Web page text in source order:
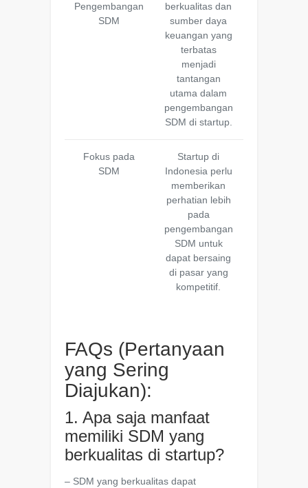
Pengembangan
SDM
berkualitas dan
sumber daya
keuangan yang
terbatas
menjadi
tantangan
utama dalam
pengembangan
SDM di startup.
Fokus pada
SDM
Startup di
Indonesia perlu
memberikan
perhatian lebih
pada
pengembangan
SDM untuk
dapat bersaing
di pasar yang
kompetitif.
FAQs (Pertanyaan
yang Sering
Diajukan):
1. Apa saja manfaat
memiliki SDM yang
berkualitas di startup?
– SDM yang berkualitas dapat